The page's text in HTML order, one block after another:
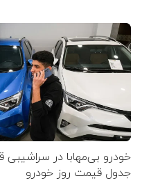
خودرو بی‌مهابا در
جدول قیمت روز خودرو